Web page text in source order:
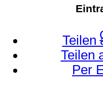
Teilen
Teilen
Per